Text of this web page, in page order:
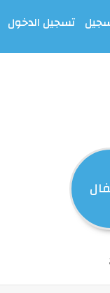
تسجيل الدخول